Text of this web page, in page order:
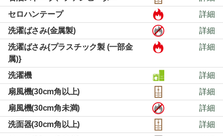
セロハンテープ
詳細
洗濯ばさみ(金属製)
詳細
洗濯ばさみ{プラスチック製 (一部金
属)}
詳細
洗濯機
詳細
扇風機(30cm角以上)
詳細
扇風機(30cm角未満)
詳細
洗面器(30cm角以上)
詳細